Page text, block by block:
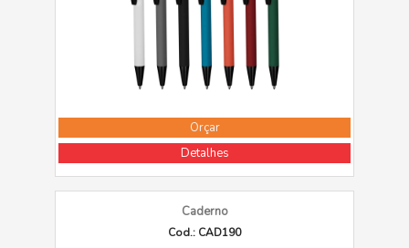
Orçar
Detalhes
Caderno
Cod.: CAD190